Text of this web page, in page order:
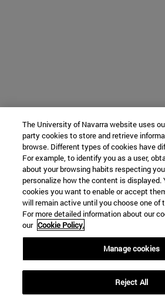
The University of Navarra website uses
party cookies to store and retrieve
browse. Different types of cookies have
For example, to identify you as a user,
about your browsing habits respecting
personalize how the content is displayed.
cookies you want to enable or accept
will remain active until you choose one of
For more detailed information about our
our Cookie Policy.
Manage cookies
Reject All